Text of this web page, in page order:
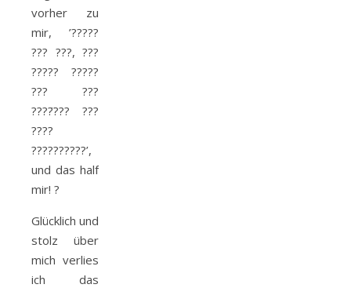
vorher zu
mir, ’?????
??? ???, ???
????? ?????
??? ???
????̈??? ???
????
??????????’,
und das half
mir! ?
Glücklich und
stolz über
mich verlies
ich das